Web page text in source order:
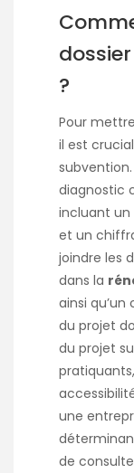
?
Pour
il est
diagnostic
incluant un
et un
joindre les
dans la
ainsi qu’un
du projet
du projet
une
de